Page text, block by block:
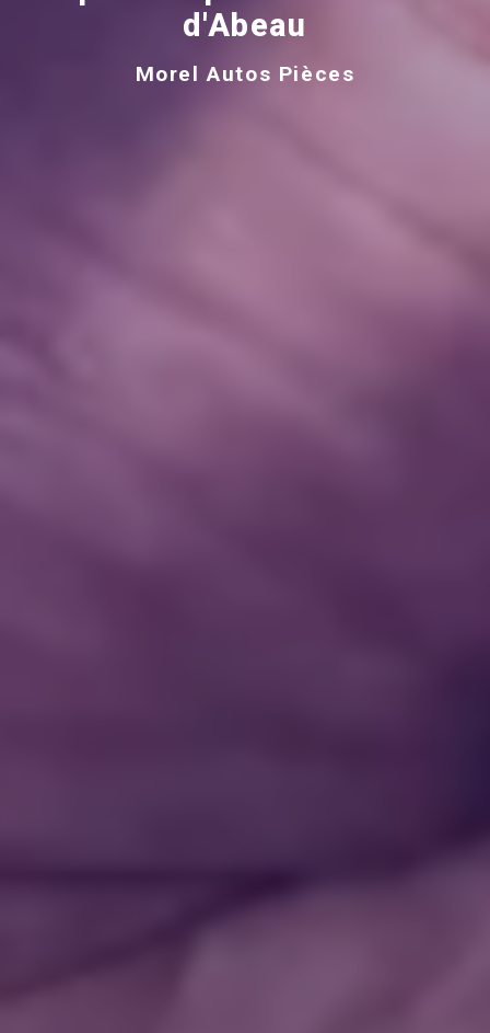
d'Abeau
Morel Autos Pièces